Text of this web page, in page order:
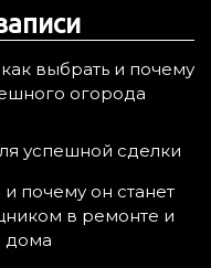
выбрать и почему
огорода
успешной сделки
почему он станет
в ремонте и
дома